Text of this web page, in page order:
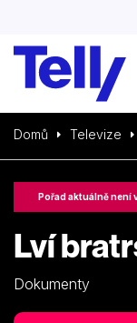
Domů Televize
Pořad aktuálně není
Lví
Dokumenty